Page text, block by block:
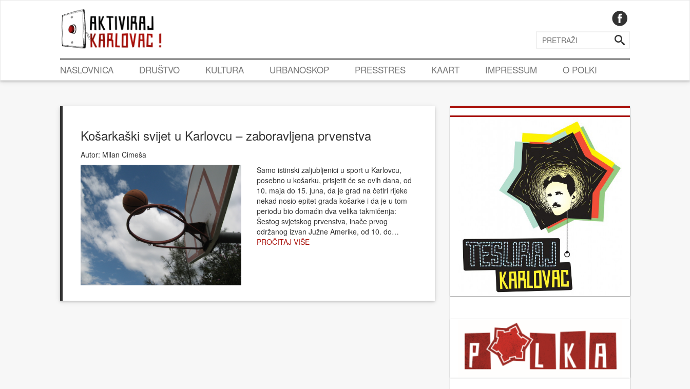
NASLOVNICA DRUŠTVO KULTURA URBANOSKOP PRESSTRES KAART IMPRESSUM O POLKI
Košarkaški svijet u Karlovcu – zaboravljena prvenstva
Autor: Milan Cimeša
Samo istinski zaljubljenici u sport u Karlovcu,
posebno u košarku, prisjetit će se ovih dana, od
10. maja do 15. juna, da je grad na četiri rijeke
nekad nosio epitet grada košarke i da je u tom
periodu bio domaćin dva velika takmičenja:
Šestog svjetskog prvenstva, inače prvog
održanog izvan Južne Amerike, od 10. do…
PROČITAJ VIŠE